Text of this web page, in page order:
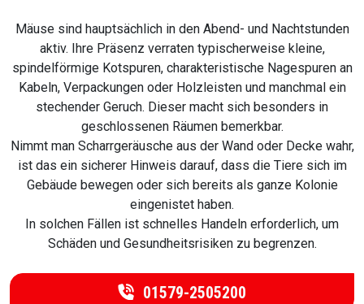
Mäuse sind hauptsächlich in den Abend- und Nachtstunden
aktiv. Ihre Präsenz verraten typischerweise kleine,
spindelförmige Kotspuren, charakteristische Nagespuren an
Kabeln, Verpackungen oder Holzleisten und manchmal ein
stechender Geruch. Dieser macht sich besonders in
geschlossenen Räumen bemerkbar.
Nimmt man Scharrgeräusche aus der Wand oder Decke wahr,
ist das ein sicherer Hinweis darauf, dass die Tiere sich im
Gebäude bewegen oder sich bereits als ganze Kolonie
eingenistet haben.
In solchen Fällen ist schnelles Handeln erforderlich, um
Schäden und Gesundheitsrisiken zu begrenzen.
01579-2505200